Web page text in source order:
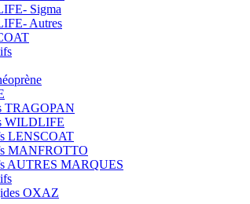
Sigma
Autres
TRAGOPAN
WILDLIFE
LENSCOAT
MANFROTTO
AUTRES MARQUES
OXAZ